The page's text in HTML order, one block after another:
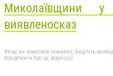
Миколаївщини
виявленосказ
Якщо ви помітили помилку, виділіть
повідомити про це редакцію